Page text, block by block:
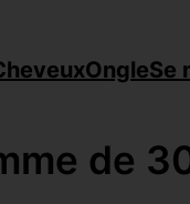
OngleSe
de